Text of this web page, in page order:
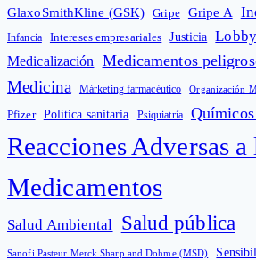
GlaxoSmithKline (GSK) Gripe Gripe A
Infancia Intereses empresariales Justicia Lobby
Medicalización Medicamentos
Medicina Márketing farmacéutico Organización
Pfizer Política sanitaria Psiquiatría
Reacciones Adversas a
Medicamentos
Salud Ambiental Salud pública
Sanofi Pasteur Merck Sharp and Dohme (MSD)